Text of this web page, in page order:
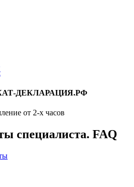
ДЕКЛАРАЦИЯ.РФ
от 2-х часов
специалиста. FAQ